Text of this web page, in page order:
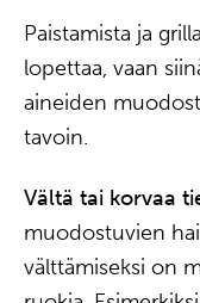
Paistamista ja
lopettaa, vaan
aineiden
tavoin.
Vältä tai korvaa
muodostuvien
välttämiseksi on